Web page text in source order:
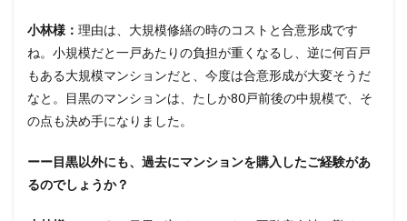
小林様： 理由は、大規模修繕の時のコストと合意形成です
ね。小規模だと一戸あたりの負担が重くなるし、逆に何百戸
もある大規模マンションだと、今度は合意形成が大変そうだ
なと。目黒のマンションは、たしか80戸前後の中規模で、そ
の点も決め手になりました。
ーー目黒以外にも、過去にマンションを購入したご経験があ
るのでしょうか？